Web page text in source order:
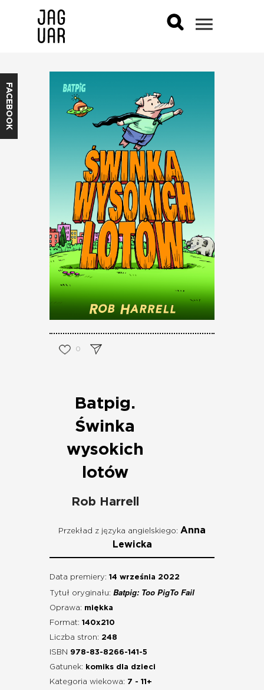
FACEBOOK
0
Batpig.
Świnka
wysokich
lotów
Rob Harrell
Przekład z języka angielskiego: Anna
Lewicka
Data premiery: 14 września 2022
Tytuł oryginału: Batpig: Too PigTo Fail
Oprawa: miękka
Format: 140x210
Liczba stron: 248
ISBN 978-83-8266-141-5
Gatunek:
komiks dla dzieci
Kategoria wiekowa: 7 - 11+